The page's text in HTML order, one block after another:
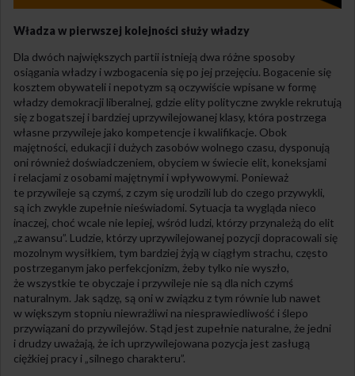
Władza w pierwszej kolejności służy władzy
Dla dwóch największych partii istnieją dwa różne sposoby
osiągania władzy i wzbogacenia się po jej przejęciu. Bogacenie się
kosztem obywateli i nepotyzm są oczywiście wpisane w formę
władzy demokracji liberalnej, gdzie elity polityczne zwykle rekrutują
się z bogatszej i bardziej uprzywilejowanej klasy, która postrzega
własne przywileje jako kompetencje i kwalifikacje. Obok
majętności, edukacji i dużych zasobów wolnego czasu, dysponują
oni również doświadczeniem, obyciem w świecie elit, koneksjami
i relacjami z osobami majętnymi i wpływowymi. Ponieważ
te przywileje są czymś, z czym się urodzili lub do czego przywykli,
są ich zwykle zupełnie nieświadomi. Sytuacja ta wygląda nieco
inaczej, choć wcale nie lepiej, wśród ludzi, którzy przynależą do elit
„z awansu”. Ludzie, którzy uprzywilejowanej pozycji dopracowali się
mozolnym wysiłkiem, tym bardziej żyją w ciągłym strachu, często
postrzeganym jako perfekcjonizm, żeby tylko nie wyszło,
że wszystkie te obyczaje i przywileje nie są dla nich czymś
naturalnym. Jak sądzę, są oni w związku z tym równie lub nawet
w większym stopniu niewrażliwi na niesprawiedliwość i ślepo
przywiązani do przywilejów. Stąd jest zupełnie naturalne, że jedni
i drudzy uważają, że ich uprzywilejowana pozycja jest zasługą
ciężkiej pracy i „silnego charakteru”.